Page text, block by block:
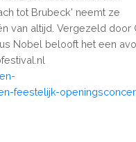
tot Brubeck' neemt ze
van altijd. Vergezeld door
Nobel belooft het een
feestelijk-